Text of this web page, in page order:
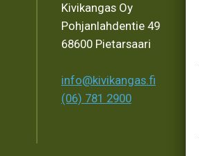
Kivikangas Oy
Pohjanlahdentie 49
68600 Pietarsaari
info@kivikangas.fi
(06) 781 2900